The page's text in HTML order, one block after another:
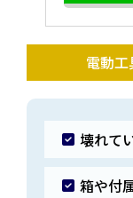
電動工
壊れて
箱や付